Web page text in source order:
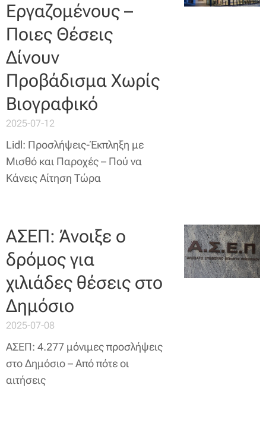
Εργαζομένους –
Ποιες Θέσεις
Δίνουν
Προβάδισμα Χωρίς
Βιογραφικό
2025-07-12
Lidl: Προσλήψεις-Έκπληξη με
Μισθό και Παροχές – Πού να
Κάνεις Αίτηση Τώρα
ΑΣΕΠ: Άνοιξε ο
δρόμος για
χιλιάδες θέσεις στο
Δημόσιο
2025-07-08
ΑΣΕΠ: 4.277 μόνιμες προσλήψεις
στο Δημόσιο – Από πότε οι
αιτήσεις